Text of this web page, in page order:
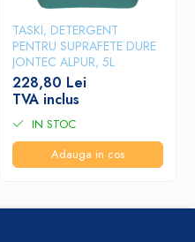
TASKI, DETERGENT
PENTRU SUPRAFETE DURE
JONTEC ALPUR, 5L
228,80 Lei
TVA inclus
IN STOC
Adauga in cos